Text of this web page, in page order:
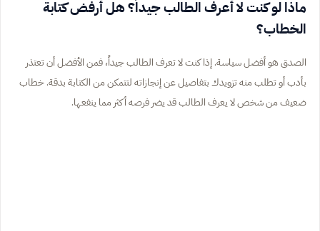
ماذا لو كنت لا أعرف الطالب جيداً؟ هل أرفض كتابة
الخطاب؟
الصدق هو أفضل سياسة. إذا كنت لا تعرف الطالب جيداً، فمن الأفضل أن تعتذر
بأدب أو تطلب منه تزويدك بتفاصيل عن إنجازاته لتتمكن من الكتابة بدقة. خطاب
ضعيف من شخص لا يعرف الطالب قد يضر فرصه أكثر مما ينفعها.